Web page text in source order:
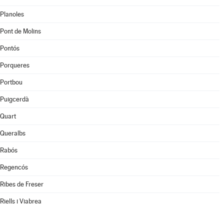
Planoles
Pont de Molins
Pontós
Porqueres
Portbou
Puigcerdà
Quart
Queralbs
Rabós
Regencós
Ribes de Freser
Riells i Viabrea